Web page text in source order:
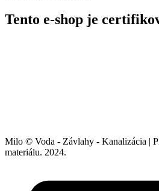
Tento e-shop je
Milo © Voda - Závlahy - Kanalizácia |
materiálu. 2024.